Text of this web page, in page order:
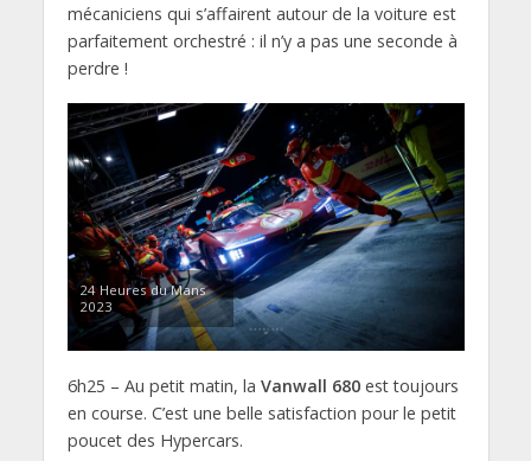
mécaniciens qui s’affairent autour de la voiture est
parfaitement orchestré : il n’y a pas une seconde à
perdre !
24 Heures du Mans
2023
6h25 – Au petit matin, la Vanwall 680est toujours
en course. C’est une belle satisfaction pour le petit
poucet des Hypercars.